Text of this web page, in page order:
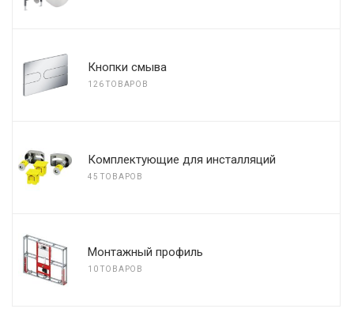
Кнопки смыва
126 ТОВАРОВ
Комплектующие для инсталляций
45 ТОВАРОВ
Монтажный профиль
10 ТОВАРОВ